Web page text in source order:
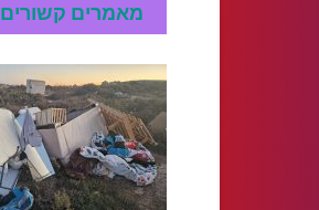
מאמרים קשורים